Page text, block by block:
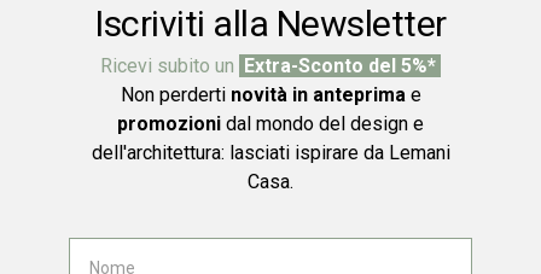
Iscriviti alla Newsletter
Ricevi subito un Extra-Sconto del 5%*
Non perderti novità in anteprimae
promozioni dal mondo del design e
dell'architettura: lasciati ispirare da Lemani
Casa.